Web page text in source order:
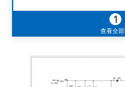
1
查看全部